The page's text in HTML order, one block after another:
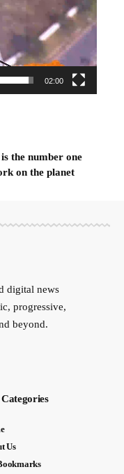
02:00
the number one
on the planet
digital news
progressive,
beyond.
Us